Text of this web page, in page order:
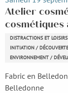
Atelier
cosmétiques
DISTRACTIONS ET LOISIRS
INITIATION /
ENVIRONNEMENT /
Fabric en
Belledonne